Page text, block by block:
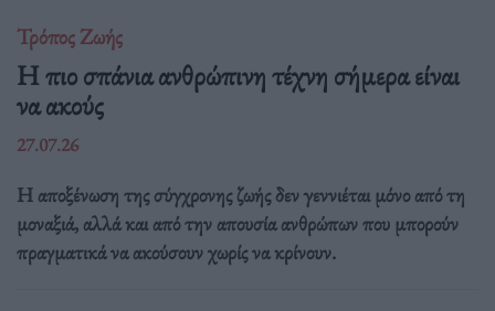
Τρόπος Ζωής
Η πιο σπάνια ανθρώπινη τέχνη σήμερα είναι
να ακούς
27.07.26
Η αποξένωση της σύγχρονης ζωής δεν γεννιέται μόνο από τη
μοναξιά, αλλά και από την απουσία ανθρώπων που μπορούν
πραγματικά να ακούσουν χωρίς να κρίνουν.